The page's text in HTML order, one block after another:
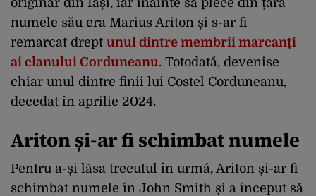
numele său era Marius Ariton și s-ar fi
remarcat drept unul dintre membrii marcanți
ai clanului Corduneanu. Totodată, devenise
chiar unul dintre finii lui Costel Corduneanu,
decedat în aprilie 2024.
Ariton și-ar fi schimbat numele
Pentru a-și lăsa trecutul în urmă, Ariton și-ar fi
schimbat numele în John Smith și a început să